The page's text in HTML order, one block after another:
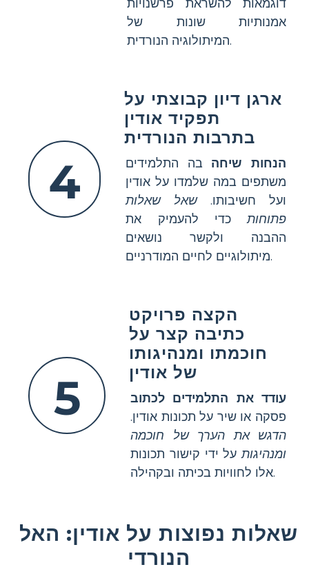
דוגמאות להשראת פרשנויות
אמנותיות שונות של
המיתולוגיה הנורדית.
4
ארגן דיון קבוצתי על
תפקיד אודין
בתרבות הנורדית
הנחות שיחה בה התלמידים
משתפים במה שלמדו על אודין
ועל חשיבותו.שאל שאלות
פתוחותכדי להעמיק את
ההבנה ולקשר נושאים
מיתולוגיים לחיים המודרניים.
5
הקצה פרויקט
כתיבה קצר על
חוכמתו ומנהיגותו
של אודין
עודד את התלמידים לכתוב
פסקה או שיר על תכונות אודין.
הדגש את הערך של חוכמה
ומנהיגותעל ידי קישור תכונות
אלו לחוויות בכיתה ובקהילה.
שאלות נפוצות על אודין: האל
הנורדי